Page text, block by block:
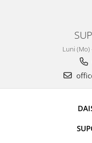
Luni (Mo)